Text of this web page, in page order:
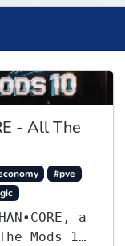
- All The
#pve
a
Mods 10